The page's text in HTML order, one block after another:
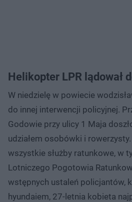
Helikopter LPR lądował
W niedzielę w powiecie
do innej interwencji policyjnej.
Godowie przy ulicy 1 Maja
udziałem osobówki i
wszystkie służby ratunkowe, w
Lotniczego Pogotowia
wstępnych ustaleń policjantów,
hyundaiem, 27-letnia kobieta